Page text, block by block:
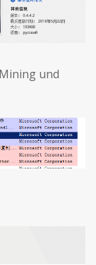
und